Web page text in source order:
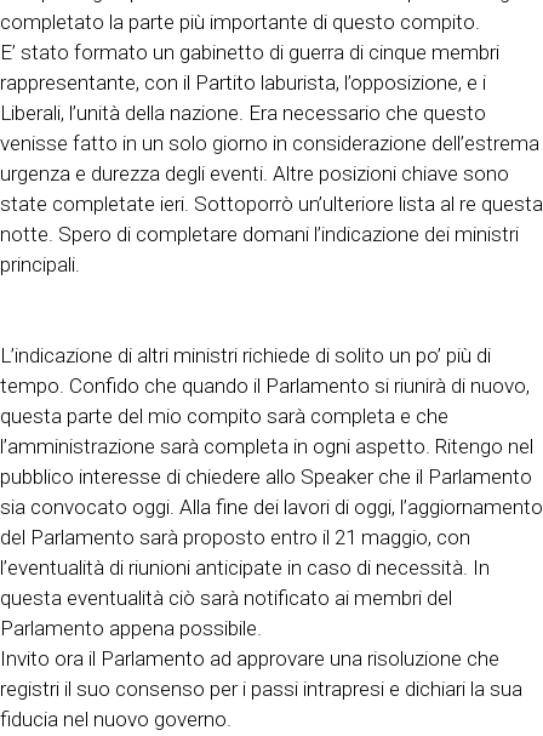
completato la parte più importante di questo compito.
E’ stato formato un gabinetto di guerra di cinque membri
rappresentante, con il Partito laburista, l’opposizione, e i
Liberali, l’unità della nazione. Era necessario che questo
venisse fatto in un solo giorno in considerazione dell’estrema
urgenza e durezza degli eventi. Altre posizioni chiave sono
state completate ieri. Sottoporrò un’ulteriore lista al re questa
notte. Spero di completare domani l’indicazione dei ministri
principali.
L’indicazione di altri ministri richiede di solito un po’ più di
tempo. Confido che quando il Parlamento si riunirà di nuovo,
questa parte del mio compito sarà completa e che
l’amministrazione sarà completa in ogni aspetto. Ritengo nel
pubblico interesse di chiedere allo Speaker che il Parlamento
sia convocato oggi. Alla fine dei lavori di oggi, l’aggiornamento
del Parlamento sarà proposto entro il 21 maggio, con
l’eventualità di riunioni anticipate in caso di necessità. In
questa eventualità ciò sarà notificato ai membri del
Parlamento appena possibile.
Invito ora il Parlamento ad approvare una risoluzione che
registri il suo consenso per i passi intrapresi e dichiari la sua
fiducia nel nuovo governo.